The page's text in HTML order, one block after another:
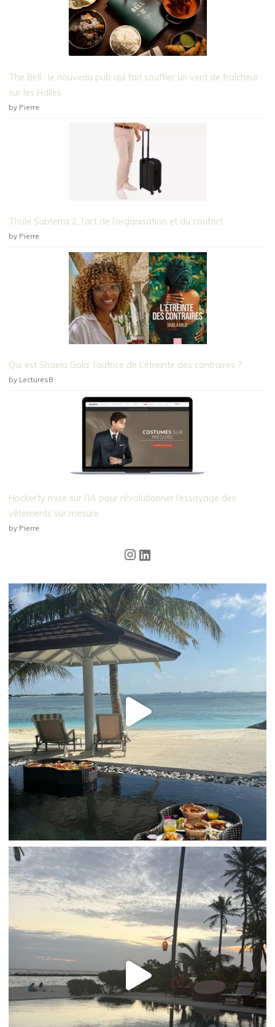
The Bell : le nouveau pub qui fait souffler un vent de fraîcheur
sur les Halles
by Pierre
Thule Subterra 2, l’art de l’organisation et du confort
by Pierre
Qui est Shaela Gold, l’autrice de L’étreinte des contraires ?
by LecturesB
Hockerty mise sur l’IA pour révolutionner l’essayage des
vêtements sur mesure
by Pierre
Instagram
LinkedIn